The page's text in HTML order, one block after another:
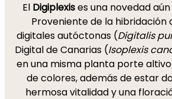
El Digiplexises una novedad
Proveniente de la hibridación
digitales autóctonas (Digitalis
Digital de Canarias (Isoplexis
en una misma planta porte
de colores, además de estar
hermosa vitalidad y una